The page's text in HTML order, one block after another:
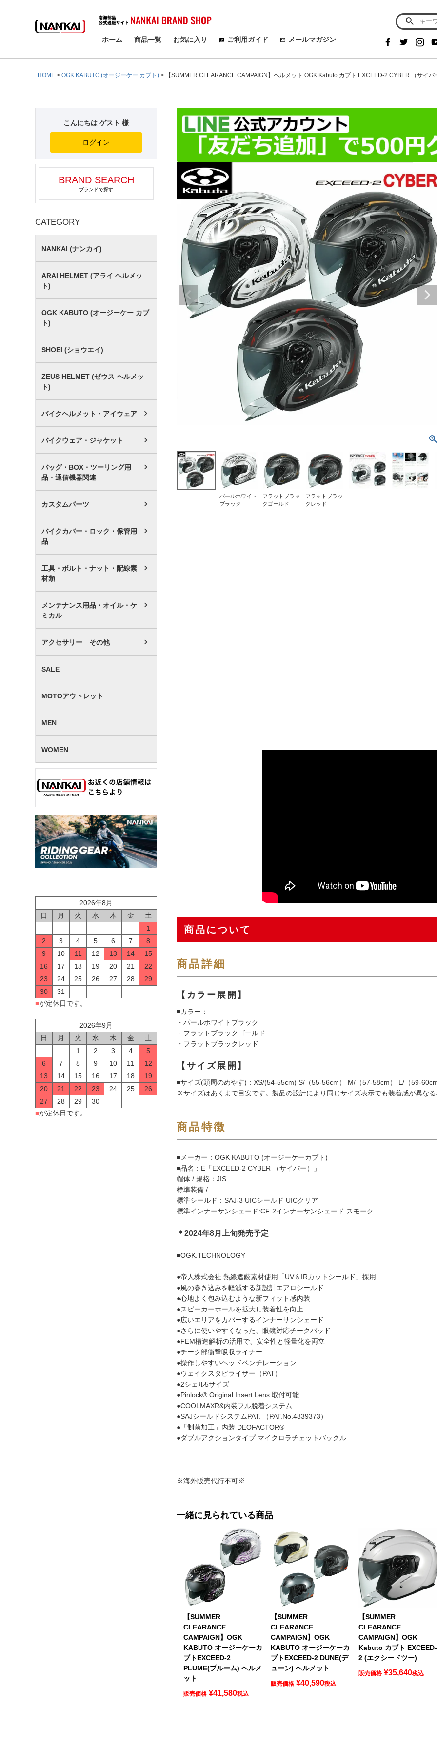
検索
ホーム 商品一覧 お気に入り ご利用ガイド メールマガジン
HOME OGK KABUTO (オージーケー カブト) 【SUMMER CLEARANCE CAMPAIGN】ヘルメット OGK Kabuto カブト EXCEED-2 CYBER （サイバ
こんにちは ゲスト 様
ログイン
BRAND SEARCH
ブランドで探す
CATEGORY
NANKAI (ナンカイ)
ARAI HELMET (アライ ヘルメッ
ト)
OGK KABUTO (オージーケー カブ
ト)
SHOEI (ショウエイ)
ZEUS HELMET (ゼウス ヘルメッ
ト)
バイクヘルメット・アイウェア
バイクウェア・ジャケット
バッグ・BOX・ツーリング用
品・通信機器関連
カスタムパーツ
バイクカバー・ロック・保管用
品
工具・ボルト・ナット・配線素
材類
メンテナンス用品・オイル・ケ
ミカル
アクセサリー その他
SALE
MOTOアウトレット
MEN
WOMEN
2026年8月
日
月 火 水 木 金
土
1
2
3 4 5 6 7
8
9
10 11 12 13 14
15
16
17 18 19 20 21
22
23
24 25 26 27 28
29
30
31
■が定休日です。
2026年9月
日
月 火 水 木 金
土
1
2 3 4
5
6
7 8 9 10 11
12
13
14 15 16 17 18
19
20
21 22 23 24 25
26
27
28 29
30
■が定休日です。
パールホワイト
ブラック
フラットブラッ
クゴールド
フラットブラッ
クレッド
商品について
商品詳細
【カラー展開】
■カラー：
・パールホワイトブラック
・フラットブラックゴールド
・フラットブラックレッド
【サイズ展開】
■サイズ(頭周のめやす)：XS/(54-55cm) S/（55-56cm） M/（57-58cm） L/（59-
※サイズはあくまで目安です。製品の設計により同じサイズ表示でも装着感が異なる
商品特徴
■メーカー：OGK KABUTO (オージーケーカブト)
■品名：E「EXCEED-2 CYBER （サイバー）」
帽体 / 規格：JIS
標準装備 /
標準シールド：SAJ-3 UICシールド UICクリア
標準インナーサンシェード:CF-2インナーサンシェード スモーク
＊2024年8月上旬発売予定
■OGK.TECHNOLOGY
●帝人株式会社 熱線遮蔽素材使用「UV＆IRカットシールド」採用
●風の巻き込みを軽減する新設計エアロシールド
●心地よく包み込むような新フィット感内装
●スピーカーホールを拡大し装着性を向上
●広いエリアをカバーするインナーサンシェード
●さらに使いやすくなった、眼鏡対応チークパッド
●FEM構造解析の活用で、安全性と軽量化を両立
●チーク部衝撃吸収ライナー
●操作しやすいヘッドベンチレーション
●ウェイクスタビライザー（PAT）
●2シェル5サイズ
●Pinlock® Original Insert Lens 取付可能
●COOLMAXR&内装フル脱着システム
●SAJシールドシステムPAT. （PAT.No.4839373）
●「制菌加工」内装 DEOFACTOR®
●ダブルアクションタイプ マイクロラチェットバックル
※海外販売代行不可※
一緒に見られている商品
【SUMMER
CLEARANCE
CAMPAIGN】OGK
KABUTO オージーケーカ
ブトEXCEED-2
PLUME(プルーム) ヘルメ
ット
販売価格 ¥41,580税込
【SUMMER
CLEARANCE
CAMPAIGN】OGK
KABUTO オージーケーカ
ブトEXCEED-2 DUNE(デ
ューン) ヘルメット
販売価格 ¥40,590税込
【SUMMER
CLEARANCE
CAMPAIGN】OGK
Kabuto カブト EXCEED-
2 (エクシードツー)
販売価格 ¥35,640税込